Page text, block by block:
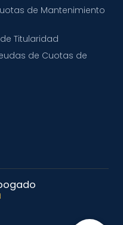
de Mantenimiento
Titularidad
de Cuotas de